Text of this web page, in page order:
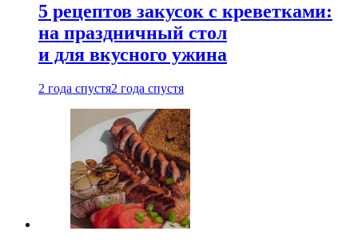
5 рецептов закусок с креветками:
на праздничный стол
и для вкусного ужина
2 года спустя2 года спустя